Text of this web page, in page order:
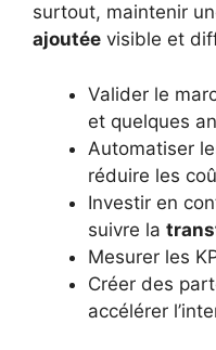
surtout, maintenir
ajoutée visible et
Valider le
et quelques
Automatiser
réduire les
Investir en
suivre la
Mesurer les
Créer des
accélérer